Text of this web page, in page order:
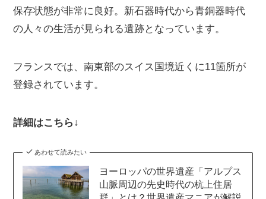
保存状態が非常に良好。新石器時代から青銅器時代
の人々の生活が見られる遺跡となっています。
フランスでは、南東部のスイス国境近くに11箇所が
登録されています。
詳細はこちら↓
あわせて読みたい
ヨーロッパの世界遺産「アルプス
山脈周辺の先史時代の杭上住居